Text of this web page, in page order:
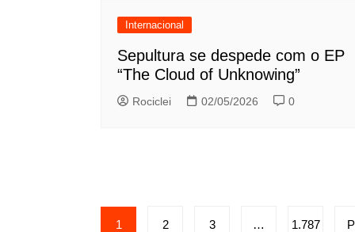
Internacional
Sepultura se despede com o EP
“The Cloud of Unknowing”
Rociclei 02/05/2026 0
Paginação
1 2 3 … 1.787